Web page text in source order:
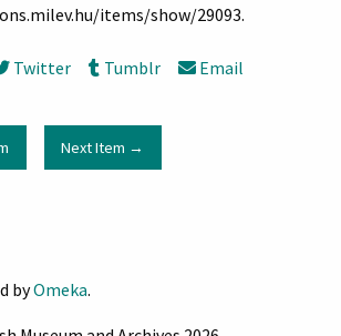
items/show/29093.
Twitter Tumblr Email
Next Item →
byOmeka.